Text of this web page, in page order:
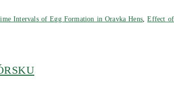
Intervals of Egg Formation in Oravka Hens,Effect of